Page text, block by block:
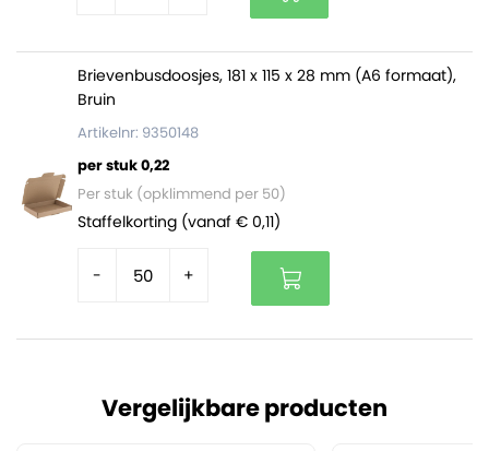
Brievenbusdoosjes, 181 x 115 x 28 mm (A6 formaat),
Bruin
Artikelnr: 9350148
per stuk 0,22
Per stuk (opklimmend per 50)
Staffelkorting (vanaf € 0,11)
- +
Vergelijkbare producten